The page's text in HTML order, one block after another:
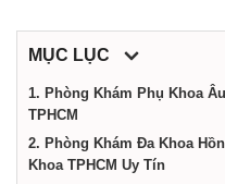
dịch
vụ
MỤC LỤC
1. Phòng Khám Phụ Khoa
TPHCM
2. Phòng Khám Đa Khoa
Khoa TPHCM Uy Tín